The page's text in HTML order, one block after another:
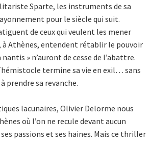
Sparte, les instruments de sa
pour le siècle qui suit.
de ceux qui veulent les mener
à Athènes, entendent rétablir le pouvoir
» n’auront de cesse de l’abattre.
termine sa vie en exil… sans
prendre sa revanche.
lacunaires, Olivier Delorme nous
où l’on ne recule devant aucun
passions et ses haines. Mais ce thriller